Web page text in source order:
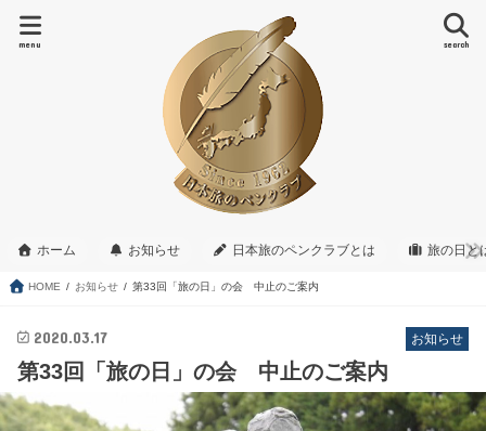
search
menu
ホーム お知らせ 日本旅のペンクラブとは 旅の日と
HOME お知らせ 第33回「旅の日」の会 中止のご案内
お知らせ
2020.03.17
第33回「旅の日」の会 中止のご案内